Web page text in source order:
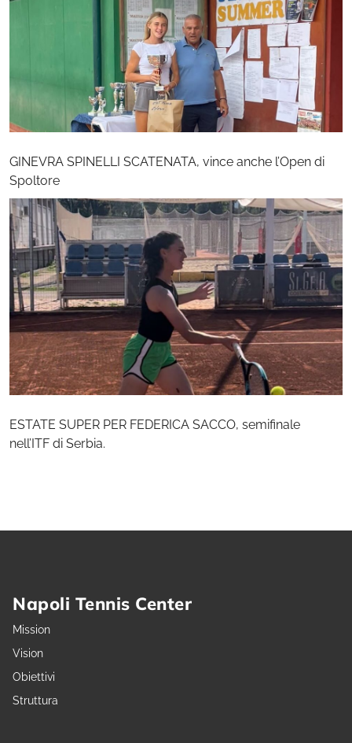
GINEVRA SPINELLI SCATENATA, vince anche l’Open di
Spoltore
ESTATE SUPER PER FEDERICA SACCO, semifinale
nell’ITF di Serbia.
Napoli Tennis Center
Mission
Vision
Obiettivi
Struttura